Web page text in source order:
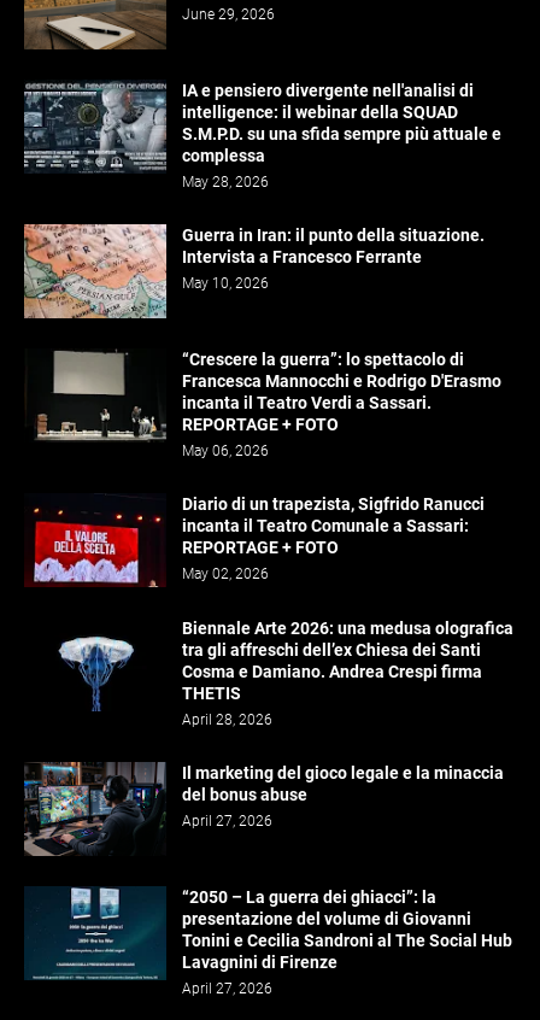
June 29, 2026
IA e pensiero divergente nell'analisi di
intelligence: il webinar della SQUAD
S.M.P.D. su una sfida sempre più attuale e
complessa
May 28, 2026
Guerra in Iran: il punto della situazione.
Intervista a Francesco Ferrante
May 10, 2026
“Crescere la guerra”: lo spettacolo di
Francesca Mannocchi e Rodrigo D'Erasmo
incanta il Teatro Verdi a Sassari.
REPORTAGE + FOTO
May 06, 2026
Diario di un trapezista, Sigfrido Ranucci
incanta il Teatro Comunale a Sassari:
REPORTAGE + FOTO
May 02, 2026
Biennale Arte 2026: una medusa olografica
tra gli affreschi dell’ex Chiesa dei Santi
Cosma e Damiano. Andrea Crespi firma
THETIS
April 28, 2026
Il marketing del gioco legale e la minaccia
del bonus abuse
April 27, 2026
“2050 – La guerra dei ghiacci”: la
presentazione del volume di Giovanni
Tonini e Cecilia Sandroni al The Social Hub
Lavagnini di Firenze
April 27, 2026